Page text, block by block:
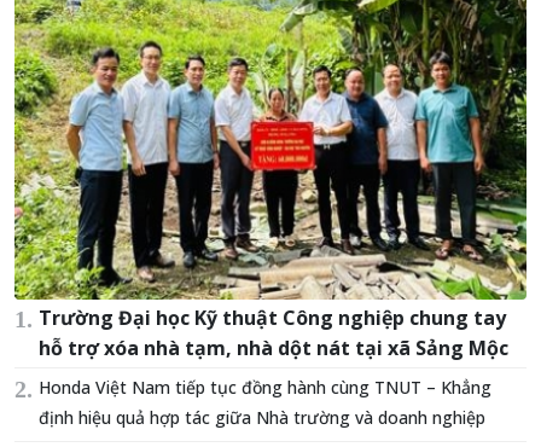
Trường Đại học Kỹ thuật Công nghiệp chung tay
hỗ trợ xóa nhà tạm, nhà dột nát tại xã Sảng Mộc
Honda Việt Nam tiếp tục đồng hành cùng TNUT – Khẳng
định hiệu quả hợp tác giữa Nhà trường và doanh nghiệp